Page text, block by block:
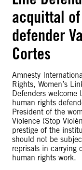
acquittal
defender
Cortes
Amnesty
Rights, Women’s
Defenders welcome
human rights
President of the
Violence (Stop
prestige of the
should not be
reprisals in carrying
human rights work.